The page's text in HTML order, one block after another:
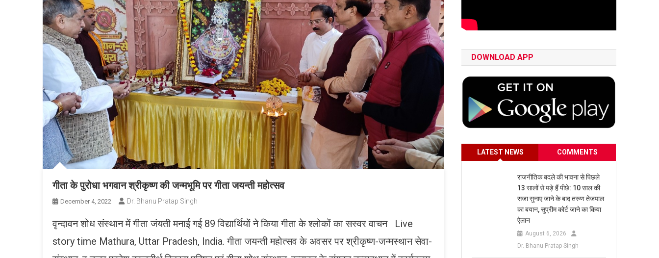
गीता के पुरोधा भगवान श्रीकृष्ण की जन्मभूमि पर गीता जयन्ती महोत्सव
December 4, 2022 Dr. Bhanu Pratap Singh
वृन्दावन शोध संस्थान में गीता जंयती मनाई गई 89 विद्यार्थियों ने किया गीता के श्लोकों का सस्वर वाचन Live
story time Mathura, Uttar Pradesh, India. गीता जयन्ती महोत्सव के अवसर पर श्रीकृष्ण-जन्मस्थान सेवा-
DOWNLOAD APP
LATEST NEWS COMMENTS
राजनीतिक बदले की भावना से पिछले
13 सालों से पड़े हैं पीछे: 10 साल की
सजा सुनाए जाने के बाद तरुण तेजपाल
का बयान, सुप्रीम कोर्ट जाने का किया
ऐलान
August 6, 2026
Dr. Bhanu Pratap Singh